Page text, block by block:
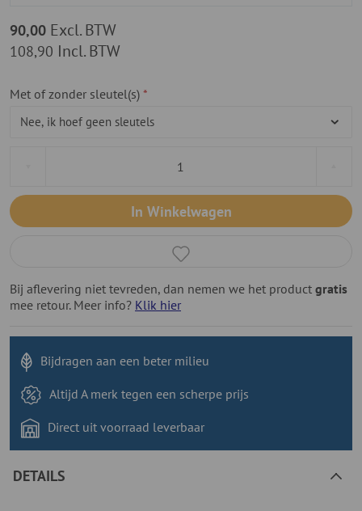
108,90 Incl. BTW
90,00 Excl. BTW
Met of zonder sleutel(s)
In Winkelwagen
Bij aflevering niet tevreden, dan nemen we het product gratis
mee retour. Meer info? Klik hier
Bijdragen aan een beter milieu
Altijd A merk tegen een scherpe prijs
Direct uit voorraad leverbaar
DETAILS